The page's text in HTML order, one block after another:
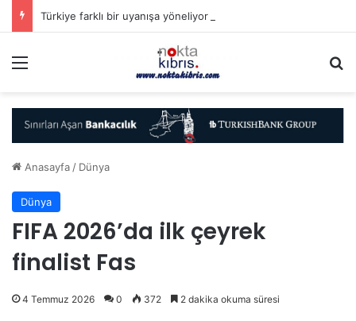
Türkiye farklı bir uyanışa yöneliyor (mu?)
Anasayfa / Dünya
Dünya
FIFA 2026’da ilk çeyrek
finalist Fas
4 Temmuz 2026 0 372 2 dakika okuma süresi